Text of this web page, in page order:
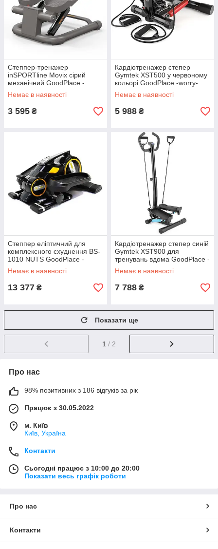
Степпер-тренажер
inSPORTline Movix сірий
механічний GoodPlace -
worry-free-shopping-
Немає в наявності
3 595 ₴
Кардіотренажер степер
Gymtek XST500 у червоному
кольорі GoodPlace -worry-
free-shopping-
Немає в наявності
5 988 ₴
Степпер еліптичний для
комплексного схуднення BS-
1010 NUTS GoodPlace -
worry-free-shopping-
Немає в наявності
13 377 ₴
Кардіотренажер степер синій
Gymtek XST900 для
тренувань вдома GoodPlace -
worry-free-shopping-
Немає в наявності
7 788 ₴
Показати ще
1 / 2
Про нас
98% позитивних з 186 відгуків за рік
Працює з 30.05.2022
м. Київ
Київ, Україна
Контакти
Сьогодні працює з 10:00 до 20:00
Показати весь графік роботи
Про нас
Контакти